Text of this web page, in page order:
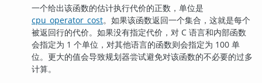
一个给出该函数的估计执行代价的正数，单位是
cpu_operator_cost。如果该函数返回一个集合，这就是每个
被返回行的代价。如果没有指定代价，对 C 语言和内部函数
会指定为 1 个单位，对其他语言的函数则会指定为 100 单
位。更大的值会导致规划器尝试避免对该函数的不必要的过多
计算。